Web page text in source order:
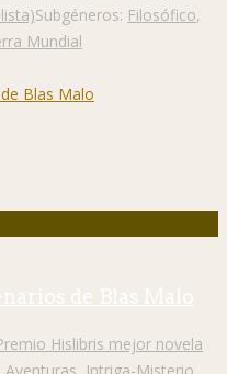
Subgéneros: Filosófico,
Mundial
de Blas Malo
Hislibris mejor novela